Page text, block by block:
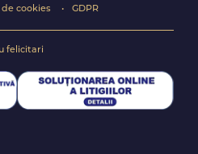
de cookies GDPR
felicitari